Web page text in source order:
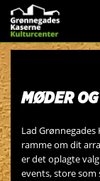
MØDER
Lad
ramme om dit
er det oplagte
events, store som